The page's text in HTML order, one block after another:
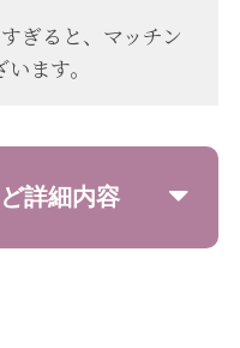
ぎると、マッチン
ます。
詳細内容